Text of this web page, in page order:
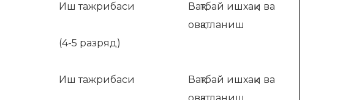
Иш тажрибаси
(4-5 разряд)
Вақтбай ишхақи ва
овқатланиш
Иш тажрибаси
Вақтбай ишхақи ва